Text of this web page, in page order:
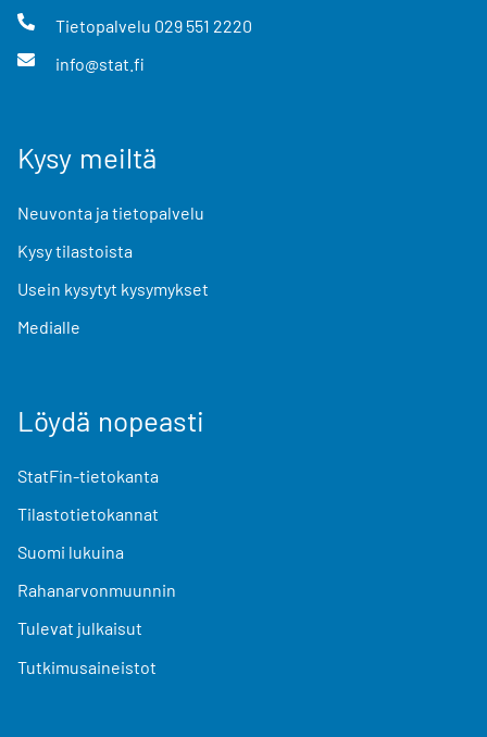
Tietopalvelu 029 551 2220
info@stat.fi
Kysy meiltä
Neuvonta ja tietopalvelu
Kysy tilastoista
Usein kysytyt kysymykset
Medialle
Löydä nopeasti
StatFin-tietokanta
Tilastotietokannat
Suomi lukuina
Rahanarvonmuunnin
Tulevat julkaisut
Tutkimusaineistot